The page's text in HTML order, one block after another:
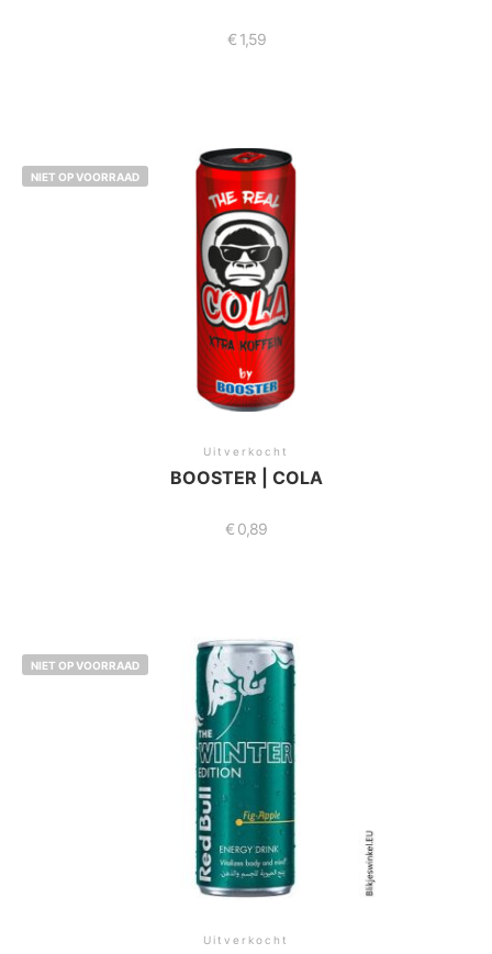
€1,59
NIET OP VOORRAAD
Uitverkocht
BOOSTER | COLA
€ 0,89
NIET OP VOORRAAD
Uitverkocht